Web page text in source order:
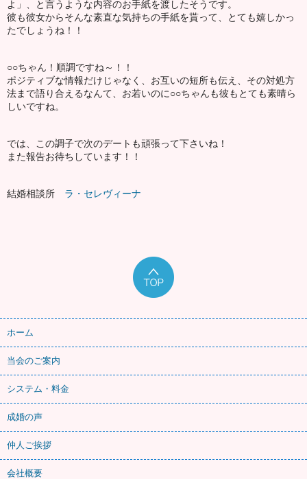
よ」、と言うような内容のお手紙を渡したそうです。
彼も彼女からそんな素直な気持ちの手紙を貰って、とても嬉しかっ
たでしょうね！！
○○ちゃん！順調ですね～！！
ポジティブな情報だけじゃなく、お互いの短所も伝え、その対処方
法まで語り合えるなんて、お若いのに○○ちゃんも彼もとても素晴ら
しいですね。
では、この調子で次のデートも頑張って下さいね！
また報告お待ちしています！！
結婚相談所 ラ・セレヴィーナ
ホーム
当会のご案内
システム・料金
成婚の声
仲人ご挨拶
会社概要